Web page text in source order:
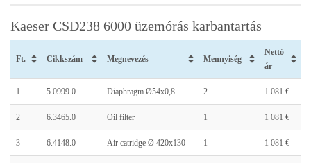
Kaeser CSD238 6000 üzemórás karbantartás
Ft. Cikkszám Megnevezés Mennyiség
Nettó
ár
1 5.0999.0 Diaphragm Ø54x0,8 2 1 081 €
2 6.3465.0 Oil filter 1 1 081 €
3 6.4148.0 Air catridge Ø 420x130 1 1 081 €